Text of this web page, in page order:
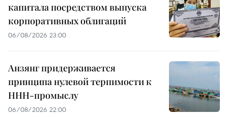
капитала посредством выпуска
корпоративных облигаций
06/08/2026 23:00
Анзянг придерживается
принципа нулевой терпимости к
ННН-промыслу
06/08/2026 22:00